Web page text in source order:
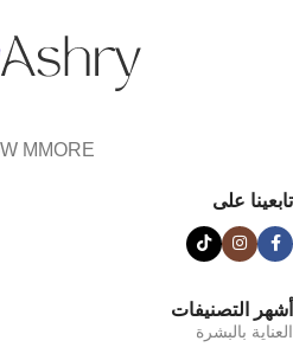
MMORE
تابعينا على
أشهر التصنيفات
العناية بالبشرة